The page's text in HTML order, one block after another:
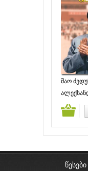
მაო
წესები